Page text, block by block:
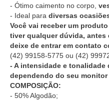
- Ótimo caimento no corpo,
- Ideal para diversas
Você vai receber um
tiver qualquer dúvida, antes
deixe de entrar em contato
(42) 99158-5775 ou (42)
- A intensidade e tonalidade
dependendo do seu
COMPOSIÇÃO:
- 50% Algodão;